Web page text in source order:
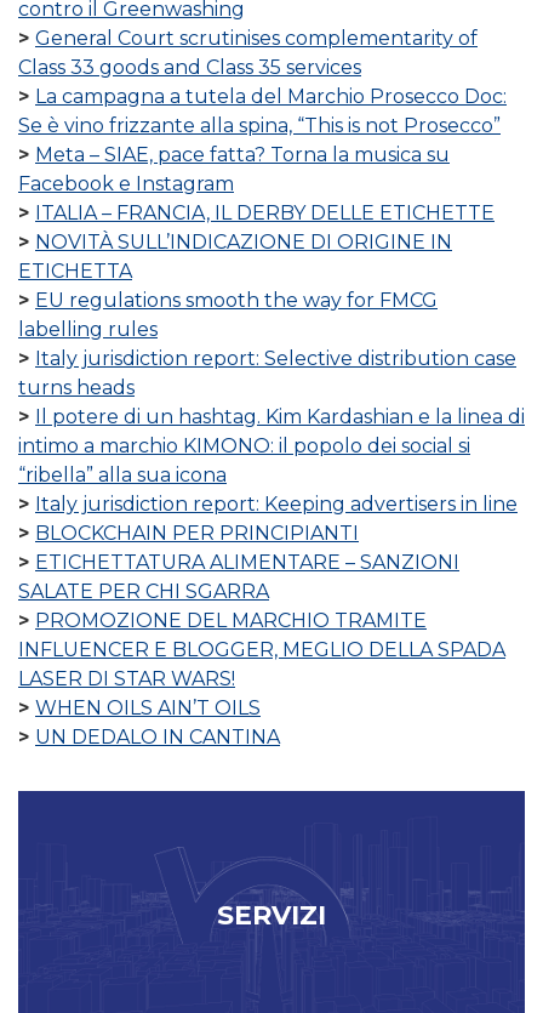
contro il Greenwashing
General Court scrutinises complementarity of
Class 33 goods and Class 35 services
La campagna a tutela del Marchio Prosecco Doc:
Se è vino frizzante alla spina, “This is not Prosecco”
Meta – SIAE, pace fatta? Torna la musica su
Facebook e Instagram
ITALIA – FRANCIA, IL DERBY DELLE ETICHETTE
NOVITÀ SULL’INDICAZIONE DI ORIGINE IN
ETICHETTA
EU regulations smooth the way for FMCG
labelling rules
Italy jurisdiction report: Selective distribution case
turns heads
Il potere di un hashtag. Kim Kardashian e la linea di
intimo a marchio KIMONO: il popolo dei social si
“ribella” alla sua icona
Italy jurisdiction report: Keeping advertisers in line
BLOCKCHAIN PER PRINCIPIANTI
ETICHETTATURA ALIMENTARE – SANZIONI
SALATE PER CHI SGARRA
PROMOZIONE DEL MARCHIO TRAMITE
INFLUENCER E BLOGGER, MEGLIO DELLA SPADA
LASER DI STAR WARS!
WHEN OILS AIN’T OILS
UN DEDALO IN CANTINA
SERVIZI